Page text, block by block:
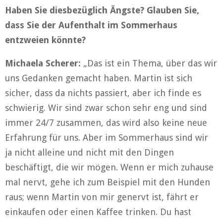
Haben Sie diesbezüglich Ängste? Glauben Sie,
dass Sie der Aufenthalt im Sommerhaus
entzweien könnte?
Michaela Scherer: „Das ist ein Thema, über das wir
uns Gedanken gemacht haben. Martin ist sich
sicher, dass da nichts passiert, aber ich finde es
schwierig. Wir sind zwar schon sehr eng und sind
immer 24/7 zusammen, das wird also keine neue
Erfahrung für uns. Aber im Sommerhaus sind wir
ja nicht alleine und nicht mit den Dingen
beschäftigt, die wir mögen. Wenn er mich zuhause
mal nervt, gehe ich zum Beispiel mit den Hunden
raus; wenn Martin von mir genervt ist, fährt er
einkaufen oder einen Kaffee trinken. Du hast